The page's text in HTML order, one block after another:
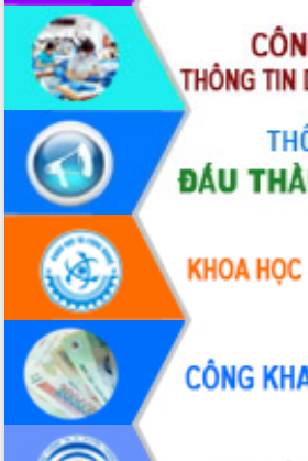
Đắk Lắk rà soát, điều chỉnh Đề án 190
về phát triển nuôi trồng thủy sản
Phó Chủ tịch UBND tỉnh Đắk Lắk
Trương Công Thái kiểm tra thực địa
Dự án cao tốc Khánh Hòa - Buôn Ma
Thuột
Định vị cà phê Việt Nam như một “di
sản sống” trong dòng chảy toàn cầu
Xây dựng nông thôn mới: Nâng cao đời
sống người dân từ những mô hình thiết
thực
Quyết liệt tháo gỡ vướng mắc, đẩy
nhanh tiến độ các dự án trọng điểm
trong Khu kinh tế Nam Phú Yên
Hòn Yến phát triển du lịch gắn với bảo
tồn biển
Lấy ý kiến điều chỉnh Quy hoạch tỉnh
Đắk Lắk thời kỳ 2021-2030, tầm nhìn
đến năm 2050